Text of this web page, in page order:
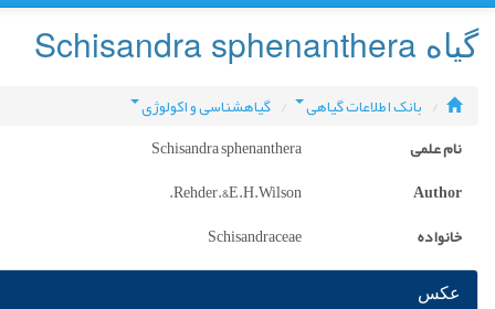
گیاه Schisandra sphenanthera
بانک اطلاعات گیاهی
گیاهشناسی و اکولوژی
نام علمی
Schisandra sphenanthera
Author
Rehder.&E.H.Wilson.
خانواده
Schisandraceae
عکس